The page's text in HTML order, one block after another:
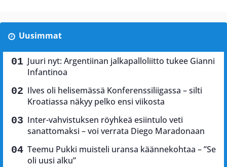
Uusimmat
Juuri nyt: Argentiinan jalkapalloliitto tukee Gianni
Infantinoa
Ilves oli helisemässä Konferenssiliigassa – silti
Kroatiassa näkyy pelko ensi viikosta
Inter-vahvistuksen röyhkeä esiintulo veti
sanattomaksi – voi verrata Diego Maradonaan
Teemu Pukki muisteli uransa käännekohtaa – ”Se
oli uusi alku”